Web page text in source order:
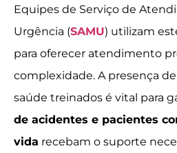
Equipes de Serviço de
Urgência (SAMU) utilizam
para oferecer atendimento
complexidade. A presença
saúde treinados é vital para
de acidentes e pacientes
vida recebam o suporte